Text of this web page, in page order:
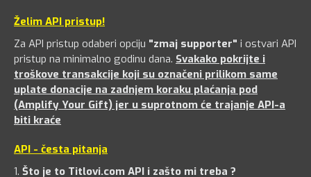
Želim API pristup!
Za API pristup odaberi opciju "zmaj supporter" i ostvari API
pristup na minimalno godinu dana. Svakako pokrijte i
troškove transakcije koji su označeni prilikom same
uplate donacije na zadnjem koraku plaćanja pod
(Amplify Your Gift) jer u suprotnom će trajanje API-a
biti kraće
API - česta pitanja
1. Što je to Titlovi.com API i zašto mi treba ?